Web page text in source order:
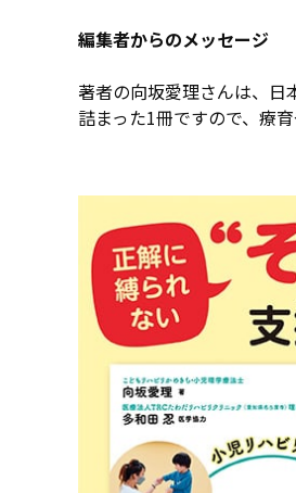
編集者からのメッセージ
著者の向坂愛理さんは、日
詰まった1冊ですので、療